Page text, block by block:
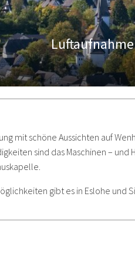
mit schöne Aussichten auf
sind das Maschinen –
gibt es in Eslohe und